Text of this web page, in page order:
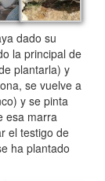
dado su
la principal de
plantarla) y
se vuelve a
y se pinta
esa marra
el testigo de
ha plantado